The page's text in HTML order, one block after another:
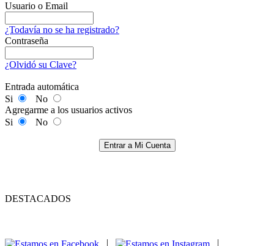
Usuario o Email
¿Todavía no se ha registrado?
Contraseña
¿Olvidó su Clave?
Entrada automática
Si
No
Agregarme a los usuarios activos
Si
No
Entrar a Mi Cuenta
DESTACADOS